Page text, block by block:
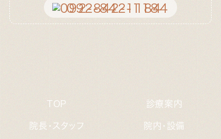
092-842-1184
TOP 診療案内
院長・スタッフ 院内・設備